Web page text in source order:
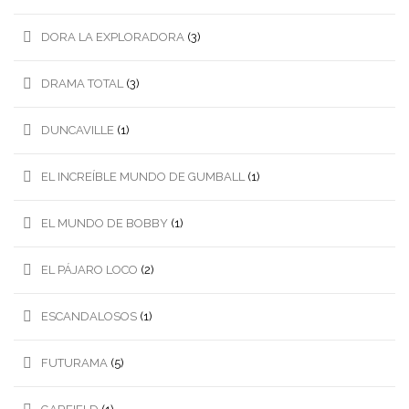
DORA LA EXPLORADORA (3)
DRAMA TOTAL (3)
DUNCAVILLE (1)
EL INCREÍBLE MUNDO DE GUMBALL (1)
EL MUNDO DE BOBBY (1)
EL PÁJARO LOCO (2)
ESCANDALOSOS (1)
FUTURAMA (5)